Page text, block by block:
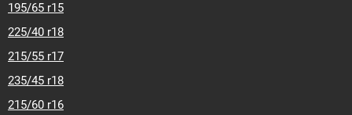
195/65 r15
225/40 r18
215/55 r17
235/45 r18
215/60 r16